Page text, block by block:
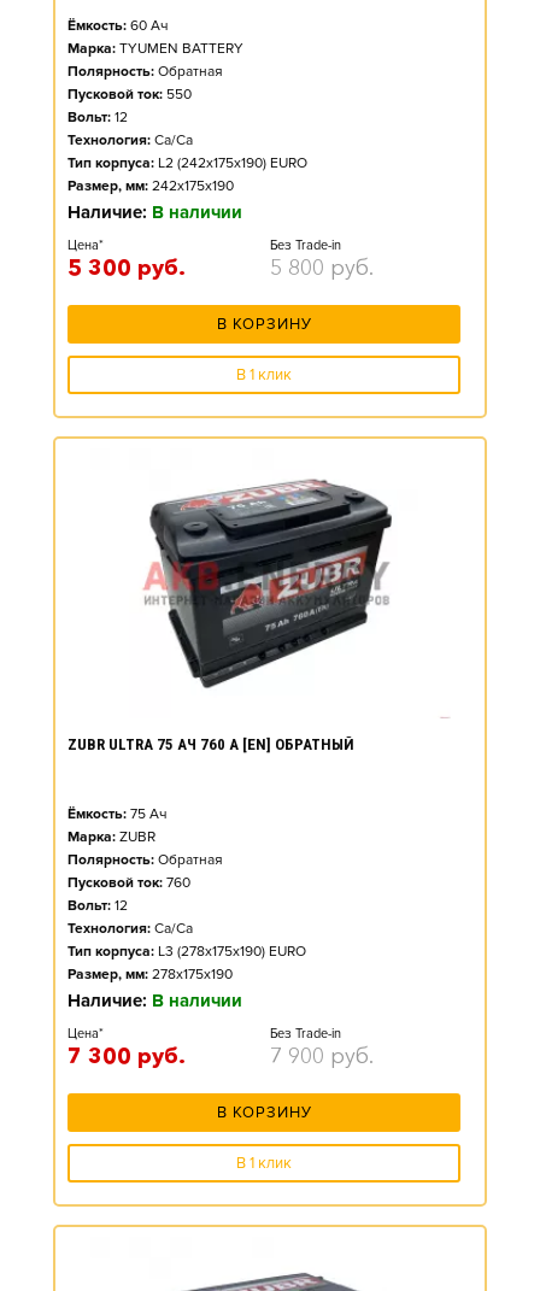
Ёмкость: 60 Ач
Марка: TYUMEN BATTERY
Полярность: Обратная
Пусковой ток: 550
Вольт: 12
Технология: Ca/Ca
Тип корпуса: L2 (242x175x190) EURO
Размер, мм: 242x175x190
Наличие: В наличии
Цена*
5 300 руб.
Без Trade-in
5 800 руб.
В КОРЗИНУ
В 1 клик
ZUBR ULTRA 75 АЧ 760 А [EN] ОБРАТНЫЙ
Ёмкость: 75 Ач
Марка: ZUBR
Полярность: Обратная
Пусковой ток: 760
Вольт: 12
Технология: Ca/Ca
Тип корпуса: L3 (278x175x190) EURO
Размер, мм: 278x175x190
Наличие: В наличии
Цена*
7 300 руб.
Без Trade-in
7 900 руб.
В КОРЗИНУ
В 1 клик